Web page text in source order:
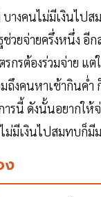
บางคนไม่มีเงินไป
วยจ่ายครึ่งหนึ่ง อี
กรต้องร่วมจ่าย แต่
ถึงคนหาเช้ากินค่ำ
ารนี้ ดังนั้นอยากให้
ม่มีเงินไปสมทบก็มี
ง